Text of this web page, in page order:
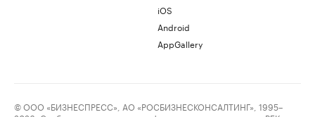
iOS
Android
AppGallery
© ООО «БИЗНЕСПРЕСС», АО «РОСБИЗНЕСКОНСАЛТИНГ», 1995–